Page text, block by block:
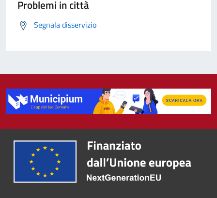
Problemi in città
Segnala disservizio